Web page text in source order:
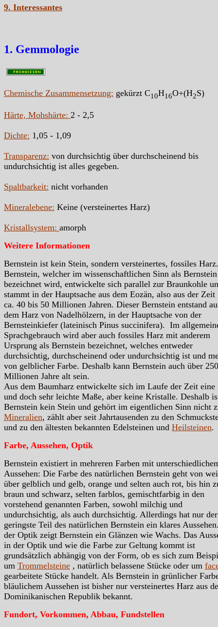
9. Interessantes
1. Gemmologie
Chemische Zusammensetzung: gekürzt C10H16O+(H2S)
Härte, Mohshärte: 2 - 2,5
Dichte: 1,05 - 1,09
Transparenz: von durchsichtig über durchscheinend bis
undurchsichtig ist alles gegeben.
Spaltbarkeit: nicht vorhanden
Mineralebene: Keine (versteinertes Harz)
Kristallsystem: amorph
Weitere Informationen
Bernstein ist kein Stein, sondern versteinertes, fossiles
Bernstein, welcher im wissenschaftlichen Sinn als Bernstein
bezeichnet wird, entwickelte sich parallel zur Braunkohle
stammt in der Hauptsache aus dem Eozän, also aus der Zeit
ca. 40 bis 50 Millionen Jahren. Dieser Bernstein entstand
dem Harz von Nadelhölzern, in der Hauptsache von der
Bernsteinkiefer (lateinisch Pinus succinifera). Im
Sprachgebrauch wird aber auch fossiles Harz mit anderem
Ursprung als Bernstein bezeichnet, welches entweder
durchsichtig, durchscheinend oder undurchsichtig ist und
von gelblicher Farbe. Deshalb kann Bernstein auch über 250
Millionen Jahre alt sein.
Aus dem Baumharz entwickelte sich im Laufe der Zeit eine
und doch sehr leichte Maße, aber keine Kristalle. Deshalb
Bernstein kein Stein und gehört im eigentlichen Sinn nicht
Mineralien, zählt aber seit Jahrtausenden zu den
und zu den ältesten bekannten Edelsteinen und Heilsteinen
Farbe, Aussehen, Optik
Bernstein existiert in mehreren Farben mit
Aussehen: Die Farbe des natürlichen Bernstein geht von
über gelblich und gelb, orange und selten auch rot, bis hin
braun und schwarz, selten farblos, gemischtfarbig in den
vorstehend genannten Farben, sowohl milchig und
undurchsichtig, als auch durchsichtig. Allerdings hat nur der
geringste Teil des natürlichen Bernstein ein klares
der Optik zeigt Bernstein ein Glänzen wie Wachs. Das
in der Optik und wie die Farbe zur Geltung kommt ist
grundsätzlich abhängig von der Form, ob es sich zum
um Trommelsteine , natürlich belassene Stücke oder um
gearbeitete Stücke handelt. Als Bernstein in grünlicher
bläulichem Aussehen ist bisher nur versteinertes Harz aus
Dominikanischen Republik bekannt.
Fundort, Vorkommen, Abbau, Fundstellen